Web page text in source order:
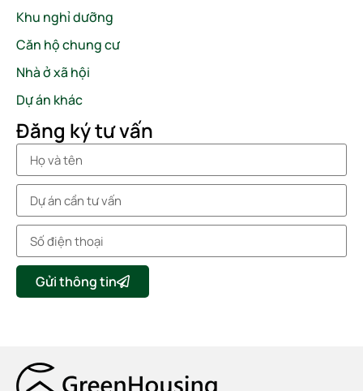
Khu nghỉ dưỡng
Căn hộ chung cư
Nhà ở xã hội
Dự án khác
Đăng ký tư vấn
Gửi thông tin